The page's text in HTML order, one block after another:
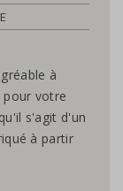
à
votre
s'agit d'un
à partir